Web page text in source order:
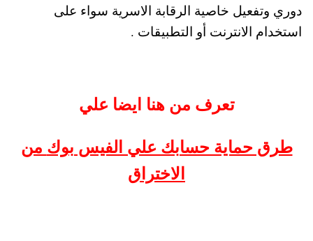
دوري وتفعيل خاصية الرقابة الاسرية سواء على
استخدام الانترنت أو التطبيقات .
تعرف من هنا ايضا علي
طرق حماية حسابك علي الفيس بوك من
الاختراق